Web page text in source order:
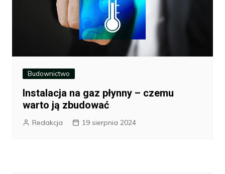
Budownictwo
Instalacja na gaz płynny – czemu
warto ją zbudować
Redakcja 19 sierpnia 2024